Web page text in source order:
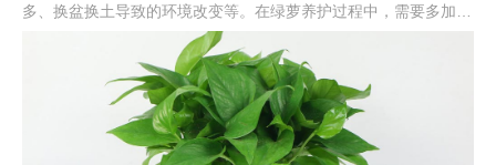
多、换盆换土导致的环境改变等。在绿萝养护过程中，需要多加观
察，发现叶片发黄及时找出对应原因并作出处理。